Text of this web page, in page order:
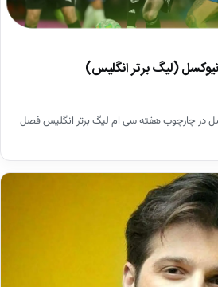
در چارچوب هفته سی ام لیگ برتر انگلیس فصل